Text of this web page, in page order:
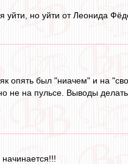
но уйти от Леонида
опять был "ниачем" и на
не на пульсе. Выводы